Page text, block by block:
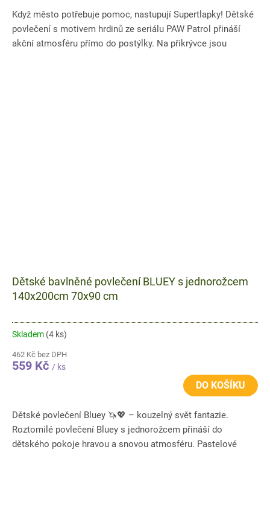
Když město potřebuje pomoc, nastupují Supertlapky! Dětské
povlečení s motivem hrdinů ze seriálu PAW Patrol přináší
akční atmosféru přímo do postýlky. Na přikrývce jsou
Dětské bavlněné povlečení BLUEY s jednorožcem
140x200cm 70x90 cm
Skladem (4 ks)
462 Kč bez DPH
559 Kč / ks
DO KOŠÍKU
Dětské povlečení Bluey 🦄💖 – kouzelný svět fantazie.
Roztomilé povlečení Bluey s jednorožcem přináší do
dětského pokoje hravou a snovou atmosféru. Pastelové